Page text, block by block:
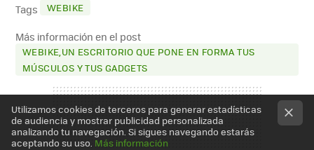
Tags WEBIKE
Más información en el post
WEBIKE,UN ESCRITORIO QUE PONE EN FORMA TUS
MÚSCULOS Y TUS GADGETS
Utilizamos cookies de terceros para generar estadísticas
de audiencia y mostrar publicidad personalizada
analizando tu navegación. Si sigues navegando estarás
aceptando su uso. Más información